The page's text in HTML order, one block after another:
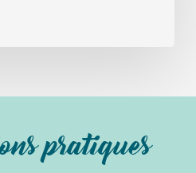
pratiques